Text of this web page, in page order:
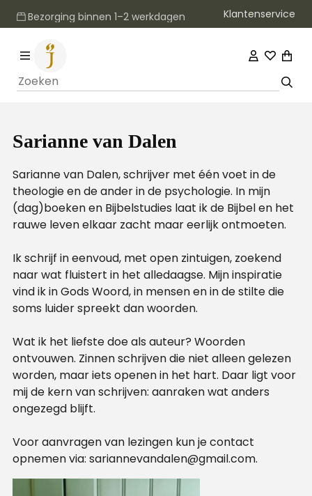
Bezorging binnen 1–2 werkdagen Klantenservice
Sarianne van Dalen
Sarianne van Dalen, schrijver met één voet in de
theologie en de ander in de psychologie. In mijn
(dag)boeken en Bijbelstudies laat ik de Bijbel en het
rauwe leven elkaar zacht maar eerlijk ontmoeten.
Ik schrijf in eenvoud, met open zintuigen, zoekend
naar wat fluistert in het alledaagse. Mijn inspiratie
vind ik in Gods Woord, in mensen en in de stilte die
soms luider spreekt dan woorden.
Wat ik het liefste doe als auteur? Woorden
ontvouwen. Zinnen schrijven die niet alleen gelezen
worden, maar iets openen in het hart. Daar ligt voor
mij de kern van schrijven: aanraken wat anders
ongezegd blijft.
Voor aanvragen van lezingen kun je contact
opnemen via: sariannevandalen@gmail.com.